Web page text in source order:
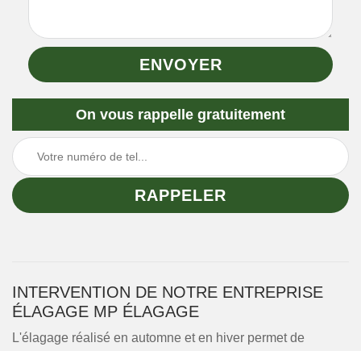
On vous rappelle gratuitement
INTERVENTION DE NOTRE ENTREPRISE
ÉLAGAGE MP ÉLAGAGE
L'élagage réalisé en automne et en hiver permet de